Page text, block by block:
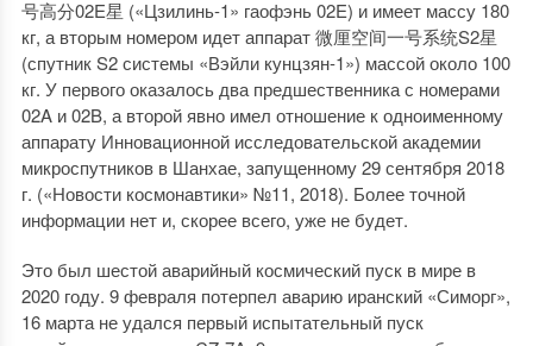
号高分02E星 («Цзилинь-1» гаофэнь 02E) и имеет массу 180
кг, а вторым номером идет аппарат 微厘空间一号系统S2星
(спутник S2 системы «Вэйли кунцзян-1») массой около 100
кг. У первого оказалось два предшественника с номерами
02A и 02B, а второй явно имел отношение к одноименному
аппарату Инновационной исследовательской академии
микроспутников в Шанхае, запущенному 29 сентября 2018
г. («Новости космонавтики» №11, 2018). Более точной
информации нет и, скорее всего, уже не будет.
Это был шестой аварийный космический пуск в мире в
2020 году. 9 февраля потерпел аварию иранский «Симорг»,
16 марта не удался первый испытательный пуск